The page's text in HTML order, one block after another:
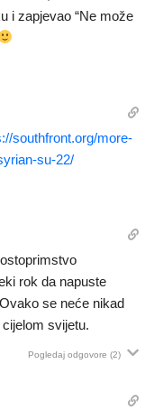
i zapjevao “Ne može
southfront.org/more-
su-22/
rok da napuste
se neće nikad
svijetu.
Pogledaj odgovore (2)